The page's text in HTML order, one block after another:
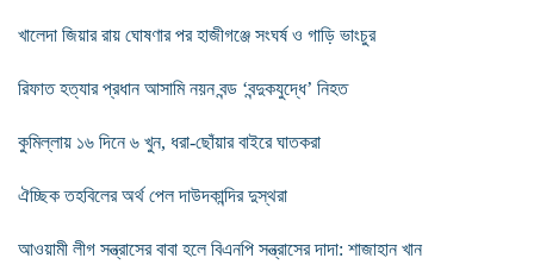
খালেদা জিয়ার রায় ঘোষণার পর হাজীগঞ্জে সংঘর্ষ ও গাড়ি ভাংচুর
রিফাত হত্যার প্রধান আসামি নয়ন বন্ড ‘বন্দুকযুদ্ধে’ নিহত
কুমিল্লায় ১৬ দিনে ৬ খুন, ধরা-ছোঁয়ার বাইরে ঘাতকরা
ঐচ্ছিক তহবিলের অর্থ পেল দাউদকান্দির দুস্থরা
আওয়ামী লীগ সন্ত্রাসের বাবা হলে বিএনপি সন্ত্রাসের দাদা: শাজাহান খান